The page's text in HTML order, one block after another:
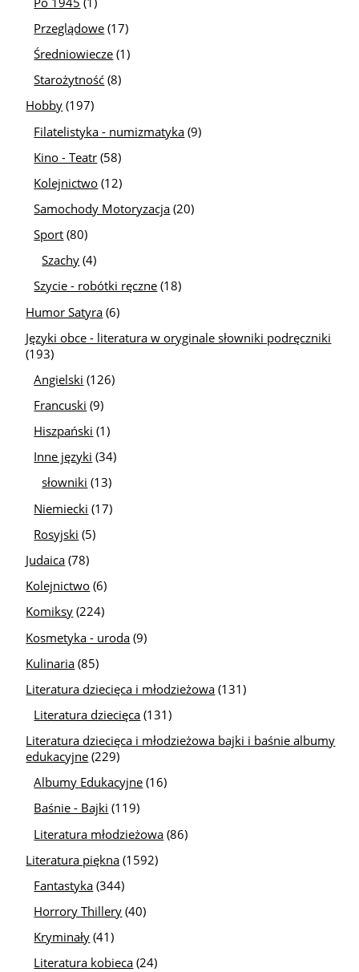
Przeglądowe (17)
Średniowiecze (1)
Starożytność (8)
Hobby (197)
Filatelistyka - numizmatyka (9)
Kino - Teatr (58)
Kolejnictwo (12)
Samochody Motoryzacja (20)
Sport (80)
Szachy (4)
Szycie - robótki ręczne (18)
Humor Satyra (6)
Języki obce - literatura w oryginale słowniki podręczniki
(193)
Angielski (126)
Francuski (9)
Hiszpański (1)
Inne języki (34)
słowniki (13)
Niemiecki (17)
Rosyjski (5)
Judaica (78)
Kolejnictwo (6)
Komiksy (224)
Kosmetyka - uroda (9)
Kulinaria (85)
Literatura dziecięca i młodzieżowa (131)
Literatura dziecięca (131)
Literatura dziecięca i młodzieżowa bajki i baśnie albumy
edukacyjne (229)
Albumy Edukacyjne (16)
Baśnie - Bajki (119)
Literatura młodzieżowa (86)
Literatura piękna (1592)
Fantastyka (344)
Horrory Thillery (40)
Kryminały (41)
Literatura kobieca (24)